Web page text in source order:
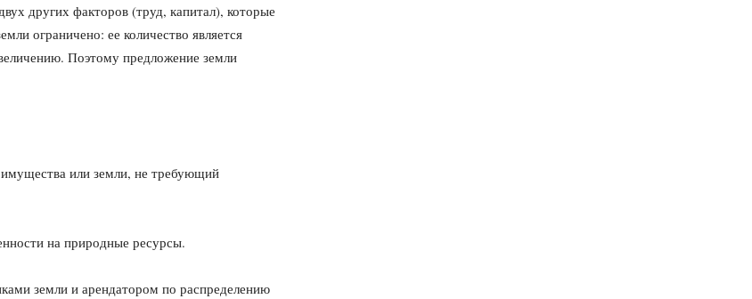
других факторов (труд, капитал), которые
ограничено: ее количество является
Поэтому предложение земли
или земли, не требующий
на природные ресурсы.
земли и арендатором по распределению